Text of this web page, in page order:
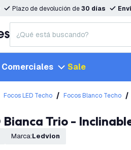
Plazo de devolución de30 días
Sale
Focos LED Techo Focos Blanco Techo
Bianca Trio -
Marca: Ledvion